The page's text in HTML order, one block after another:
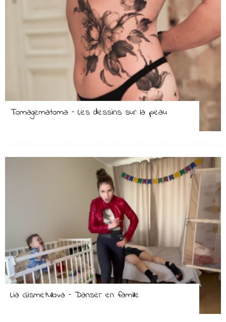
Tomagematoma – Les dessins sur la peau
Lia Gismetullova – Danser en famille